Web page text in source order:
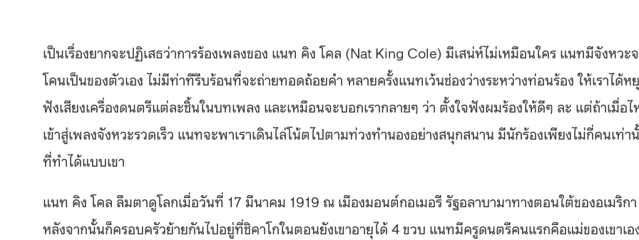
เป็นเรื่องยากจะปฏิเสธว่าการร้องเพลงของ แนท คิง โคล (Nat King Cole) มีเสน่ห์ไม่เหมือนใคร แนทมีจังหวะ
โคนเป็นของตัวเอง ไม่มีท่าทีรีบร้อนที่จะถ่ายทอดถ้อยคำ หลายครั้งแนทเว้นช่องว่างระหว่างท่อนร้อง ให้เราได้ห
ฟังเสียงเครื่องดนตรีแต่ละชิ้นในบทเพลง และเหมือนจะบอกเรากลายๆ ว่า ตั้งใจฟังผมร้องให้ดีๆ ละ แต่ถ้าเมื่อไ
เข้าสู่เพลงจังหวะรวดเร็ว แนทจะพาเราเดินไล่โน้ตไปตามท่วงทำนองอย่างสนุกสนาน มีนักร้องเพียงไม่กี่คนเท่า
ที่ทำได้แบบเขา
แนท คิง โคล ลืมตาดูโลกเมื่อวันที่ 17 มีนาคม 1919 ณ เมืองมอนต์กอเมอรี รัฐอลาบามาทางตอนใต้ของอเมริกา
หลังจากนั้นก็ครอบครัวย้ายกันไปอยู่ที่ชิคาโกในตอนยังเขาอายุได้ 4 ขวบ แนทมีครูดนตรีคนแรกคือแม่ของเขาเอ